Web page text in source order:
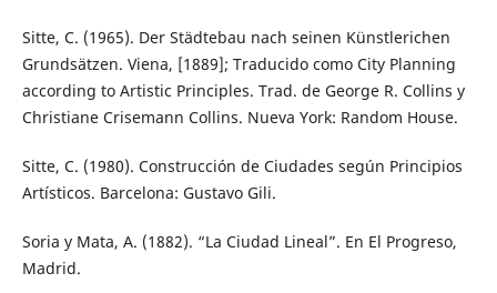
Sitte, C. (1965). Der Städtebau nach seinen Künstlerichen
Grundsätzen. Viena, [1889]; Traducido como City Planning
according to Artistic Principles. Trad. de George R. Collins y
Christiane Crisemann Collins. Nueva York: Random House.
Sitte, C. (1980). Construcción de Ciudades según Principios
Artísticos. Barcelona: Gustavo Gili.
Soria y Mata, A. (1882). “La Ciudad Lineal”. En El Progreso,
Madrid.